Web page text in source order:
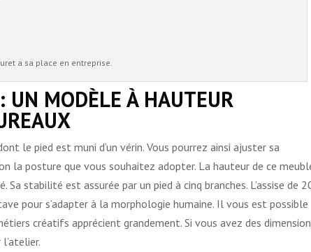
a sa place en entreprise.
UN MODÈLE À HAUTEUR
le pied est muni d’un vérin. Vous pourrez ainsi ajuster sa
la posture que vous souhaitez adopter. La hauteur de ce
stabilité est assurée par un pied à cinq branches. L’assise de
pour s’adapter à la morphologie humaine. Il vous est possible
créatifs apprécient grandement. Si vous avez des